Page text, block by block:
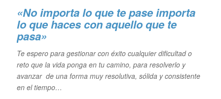
«No importa lo que te pase importa
lo que haces con aquello que te
pasa»
Te espero para gestionar con éxito cualquier dificultad o
reto que la vida ponga en tu camino, para resolverlo y
avanzar de una forma muy resolutiva, sólida y consistente
en el tiempo…